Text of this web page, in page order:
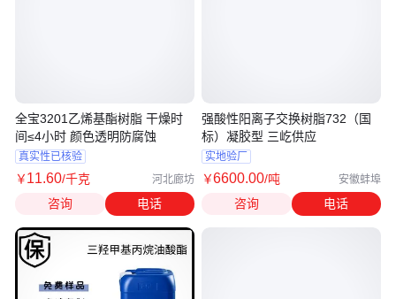
全宝3201乙烯基酯树脂 干燥时
间≤4小时 颜色透明防腐蚀
真实性已核验
￥11.60/千克 河北廊坊
咨询 电话
强酸性阳离子交换树脂732（国
标）凝胶型 三屹供应
实地验厂
￥6600.00/吨 安徽蚌埠
咨询 电话